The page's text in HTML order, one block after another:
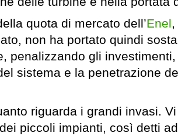
quota di mercato dell’Enel
non ha portato quindi
penalizzando gli
sistema e la penetrazione
riguarda i grandi invasi.
piccoli impianti, così detti